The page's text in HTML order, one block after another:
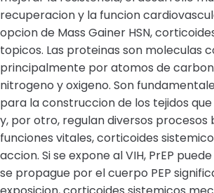
recuperacion y la funcion
opcion de Mass Gainer HSN,
topicos. Las proteinas son moleculas
principalmente por atomos de
nitrogeno y oxigeno. Son
para la construccion de los tejidos
y, por otro, regulan diversos procesos
funciones vitales, corticoides
accion. Si se expone al VIH, PrEP
se propague por el cuerpo PEP